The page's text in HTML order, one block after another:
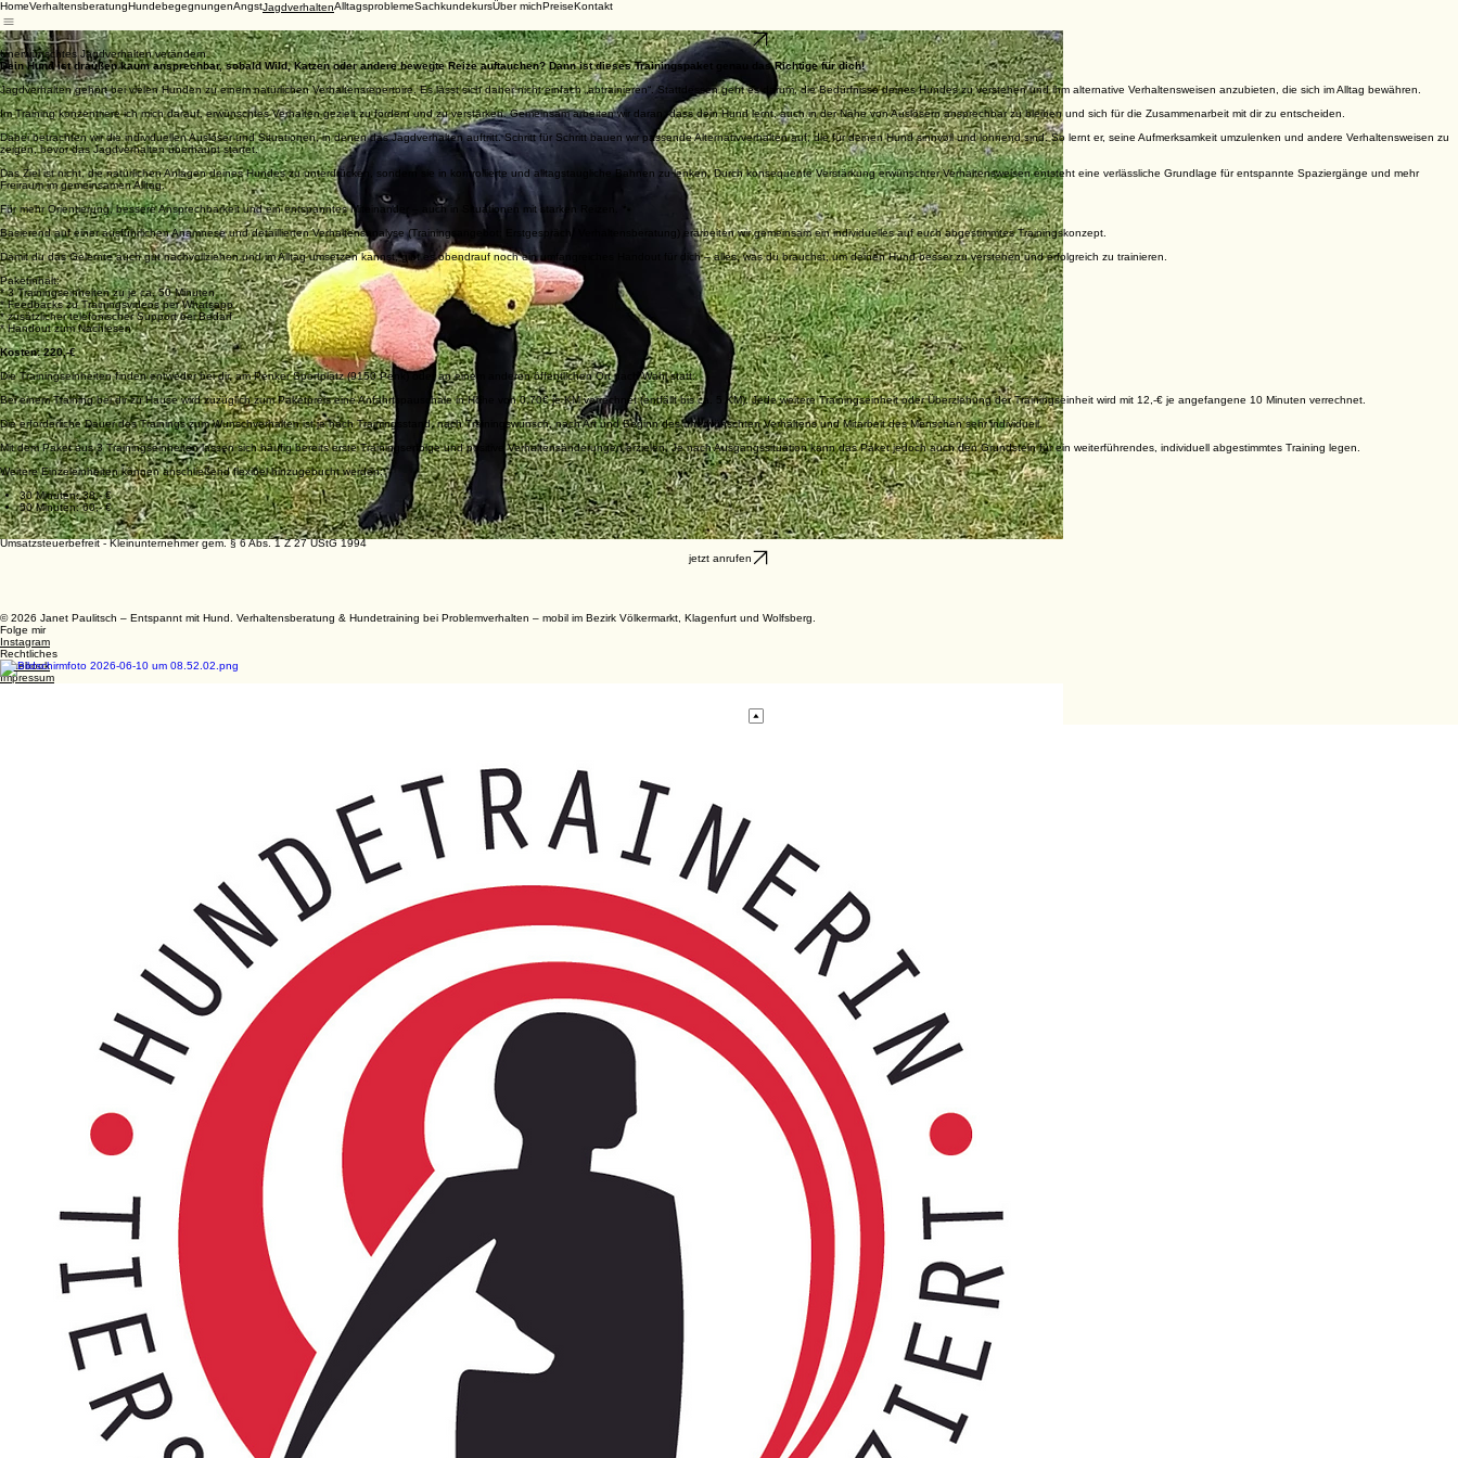
HomeVerhaltensberatungHundebegegnungenAngstJagdverhaltenAlltagsproblemeSachkundekursÜber michPreiseKontakt
jetzt anrufen
Unerwünschtes Jagdverhalten verändern
Dein Hund ist draußen kaum ansprechbar, sobald Wild, Katzen oder andere bewegte Reize auftauchen? Dann ist dieses Trainingspaket genau das Richtige für dich!
Jagdverhalten gehört bei vielen Hunden zu einem natürlichen Verhaltensrepertoire. Es lässt sich daher nicht einfach „abtrainieren“. Stattdessen geht es darum, die Bedürfnisse deines Hundes zu verstehen und ihm alternative Verhaltensweisen anzubieten, die sich im Alltag bewähren.
Im Training konzentriere ich mich darauf, erwünschtes Verhalten gezielt zu fördern und zu verstärken. Gemeinsam arbeiten wir daran, dass dein Hund lernt, auch in der Nähe von Auslösern ansprechbar zu bleiben und sich für die Zusammenarbeit mit dir zu entscheiden.
Dabei betrachten wir die individuellen Auslöser und Situationen, in denen das Jagdverhalten auftritt. Schritt für Schritt bauen wir passende Alternativverhalten auf, die für deinen Hund sinnvoll und lohnend sind. So lernt er, seine Aufmerksamkeit umzulenken und andere Verhaltensweisen zu
zeigen, bevor das Jagdverhalten überhaupt startet.
Das Ziel ist nicht, die natürlichen Anlagen deines Hundes zu unterdrücken, sondern sie in kontrollierte und alltagstaugliche Bahnen zu lenken. Durch konsequente Verstärkung erwünschter Verhaltensweisen entsteht eine verlässliche Grundlage für entspannte Spaziergänge und mehr
Freiraum im gemeinsamen Alltag.
Für mehr Orientierung, bessere Ansprechbarkeit und ein entspanntes Miteinander – auch in Situationen mit starken Reizen. 🐾
Basierend auf einer ausführlichen Anamnese und detaillierten Verhaltensanalyse (Trainingsangebot: Erstgespräch/ Verhaltensberatung) erarbeiten wir gemeinsam ein individuelles auf euch abgestimmtes Trainingskonzept.
Damit du das Gelernte auch gut nachvollziehen und im Alltag umsetzen kannst, gibt es obendrauf noch ein umfangreiches Handout für dich – alles, was du brauchst, um deinen Hund besser zu verstehen und erfolgreich zu trainieren.
Paketinhalt:
* 3 Trainingseinheiten zu je ca. 50 Minuten
* Feedbacks zu Trainingsvideos per Whatsapp
* zusätzlicher telefonischer Support bei Bedarf
* Handout zum Nachlesen
Kosten: 220,-€
Die Trainingseinheiten finden entweder bei dir, am Penker Sportplatz (9150 Penk) oder an einem anderen öffentlichen Ort nach Wahl statt.
Bei einem Training bei dir zu Hause wird zuzüglich zum Paketpreis eine Anfahrtspauschale in Höhe von 0,70€ je KM verrechnet (entfällt bis ca. 5 KM). Jede weitere Trainingseinheit oder Überziehung der Trainingseinheit wird mit 12,-€ je angefangene 10 Minuten verrechnet.
Die erforderliche Dauer des Trainings zum Wunschverhalten ist je nach Trainingsstand, nach Trainingswunsch, nach Art und Beginn des unerwünschten Verhaltens und Mitarbeit des Menschen sehr individuell.
Mit dem Paket aus 3 Trainingseinheiten lassen sich häufig bereits erste Trainingserfolge und positive Verhaltensänderungen erzielen. Je nach Ausgangssituation kann das Paket jedoch auch den Grundstein für ein weiterführendes, individuell abgestimmtes Training legen.
Weitere Einzeleinheiten können anschließend flexibel hinzugebucht werden:
30 Minuten: 38,- €
50 Minuten: 60,- €
Umsatzsteuerbefreit - Kleinunternehmer gem. § 6 Abs. 1 Z 27 UStG 1994
jetzt anrufen
© 2026 Janet Paulitsch – Entspannt mit Hund. Verhaltensberatung & Hundetraining bei Problemverhalten – mobil im Bezirk Völkermarkt, Klagenfurt und Wolfsberg.
Folge mir
Instagram
Rechtliches
Facebook
Impressum